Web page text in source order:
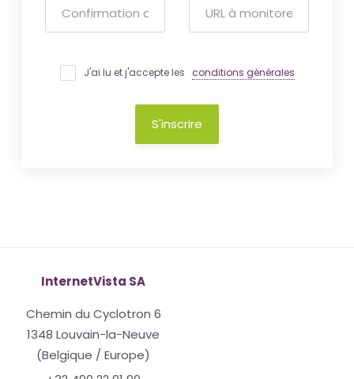
J'ai lu et j'accepte les conditions générales
S'inscrire
InternetVista SA
Chemin du Cyclotron 6
1348 Louvain-la-Neuve
(Belgique / Europe)